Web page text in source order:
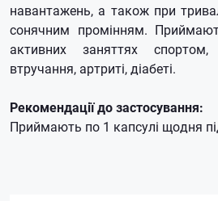
навантажень, а також при
сонячним промінням.
активних заняттях спортом,
втручання, артриті, діабеті.
Рекомендації до застосування:
Приймають по 1 капсулі щодня